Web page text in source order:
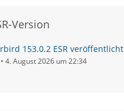
Version
153.0.2 ESR veröffentlicht
4. August 2026 um 22:34